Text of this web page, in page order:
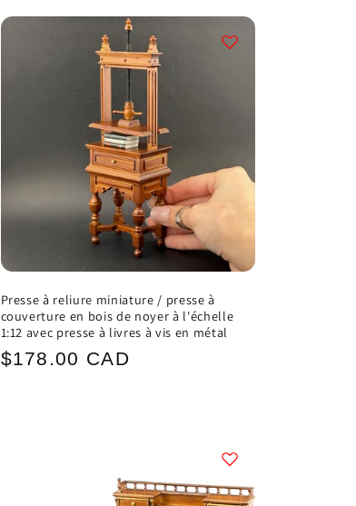
Presse à reliure miniature / presse à
couverture en bois de noyer à l'échelle
1:12 avec presse à livres à vis en métal
Prix
$178.00 CAD